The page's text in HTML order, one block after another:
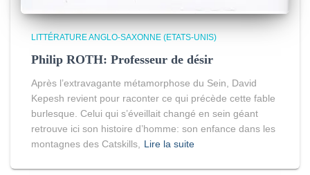
LITTÉRATURE ANGLO-SAXONNE (ETATS-UNIS)
Philip ROTH: Professeur de désir
Après l’extravagante métamorphose du Sein, David
Kepesh revient pour raconter ce qui précède cette fable
burlesque. Celui qui s’éveillait changé en sein géant
retrouve ici son histoire d’homme: son enfance dans les
montagnes des Catskills,
Lire la suite